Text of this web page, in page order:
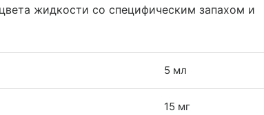
жидкости со специфическим запахом и
5 мл
15 мг